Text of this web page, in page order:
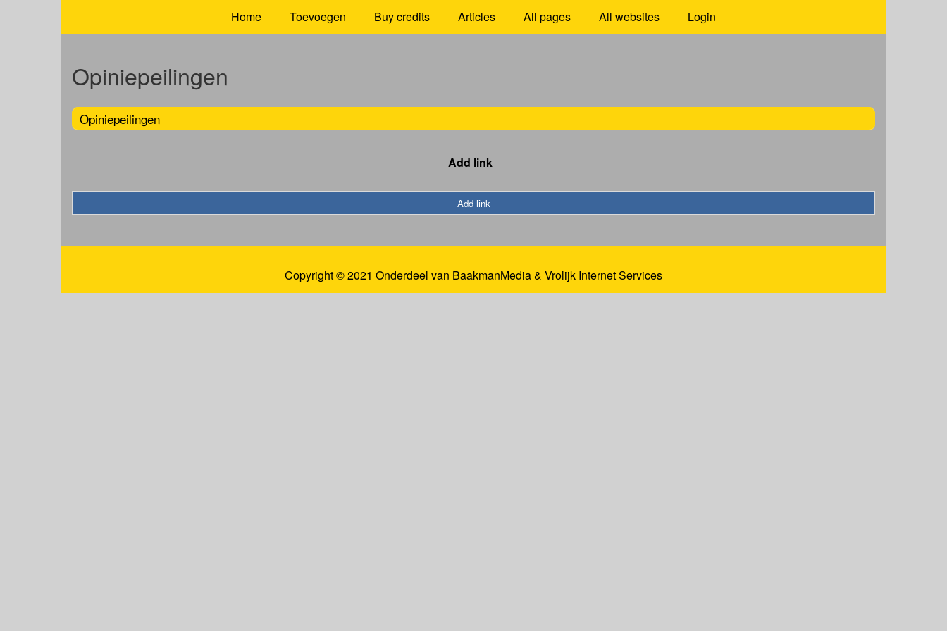
Home Toevoegen Buy credits Articles All pages All websites Login
Opiniepeilingen
Opiniepeilingen
Add link
Add link
Copyright © 2021 Onderdeel van BaakmanMedia& Vrolijk Internet Services